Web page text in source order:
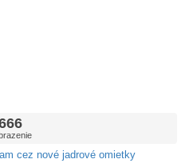
cez nové jadrové omietky